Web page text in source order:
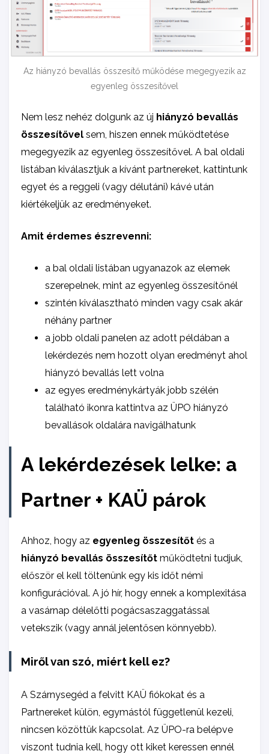
Az hiányzó bevallás összesítő működése megegyezik az
egyenleg összesítővel
Nem lesz nehéz dolgunk az új hiányzó bevallás
összesítővel sem, hiszen ennek működtetése
megegyezik az egyenleg összesítővel. A bal oldali
listában kiválasztjuk a kívánt partnereket, kattintunk
egyet és a reggeli (vagy délutáni) kávé után
kiértékeljük az eredményeket.
Amit érdemes észrevenni:
a bal oldali listában ugyanazok az elemek
szerepelnek, mint az egyenleg összesítőnél
szintén kiválasztható minden vagy csak akár
néhány partner
a jobb oldali panelen az adott példában a
lekérdezés nem hozott olyan eredményt ahol
hiányzó bevallás lett volna
az egyes eredménykártyák jobb szélén
található ikonra kattintva az ÜPO hiányzó
bevallások oldalára navigálhatunk
A lekérdezések lelke: a
Partner + KAÜ párok
Ahhoz, hogy az egyenleg összesítőt és a
hiányzó bevallás összesítőt működtetni tudjuk,
először el kell töltenünk egy kis időt némi
konfigurációval. A jó hír, hogy ennek a komplexitása
a vasárnap délelőtti pogácsaszaggatással
vetekszik (vagy annál jelentősen könnyebb).
Miről van szó, miért kell ez?
A Szárnysegéd a felvitt KAÜ fiókokat és a
Partnereket külön, egymástól függetlenül kezeli,
nincsen közöttük kapcsolat. Az ÜPO-ra belépve
viszont tudnia kell, hogy ott kiket keressen ennél